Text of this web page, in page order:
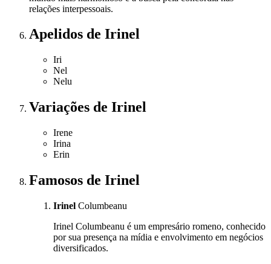
relações interpessoais.
Apelidos de Irinel
Iri
Nel
Nelu
Variações de Irinel
Irene
Irina
Erin
Famosos de Irinel
Irinel Columbeanu
Irinel Columbeanu é um empresário romeno, conhecido
por sua presença na mídia e envolvimento em negócios
diversificados.